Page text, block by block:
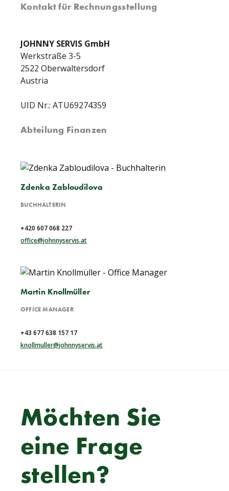
Kontakt für Rechnungsstellung
JOHNNY SERVIS GmbH
Werkstraße 3-5
2522 Oberwaltersdorf
Austria
UID Nr.: ATU69274359
Abteilung Finanzen
Zdenka Zabloudilova
BUCHHALTERIN
+420 607 068 227
office@johnnyservis.at
Martin Knollmüller
OFFICE MANAGER
+43 677 638 157 17
knollmuller@johnnyservis.at
Möchten Sie
eine Frage
stellen?